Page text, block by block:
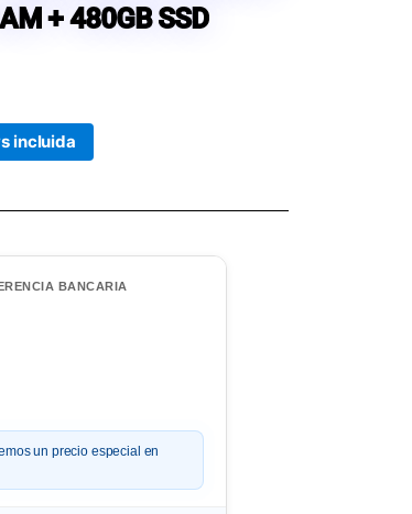
+ 480GB SSD
incluida
BANCARIA
un precio especial en